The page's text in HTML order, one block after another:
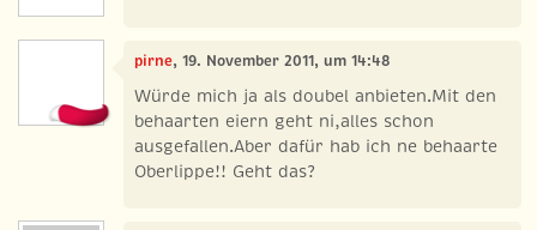
pirne, 19. November 2011, um 14:48
Würde mich ja als doubel anbieten.Mit den
behaarten eiern geht ni,alles schon
ausgefallen.Aber dafür hab ich ne behaarte
Oberlippe!! Geht das?